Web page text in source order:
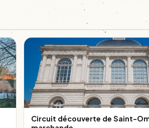
Circuit découverte de Saint-